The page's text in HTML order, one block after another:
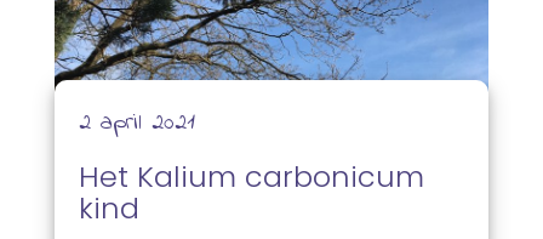
2 april 2021
Het Kalium carbonicum
kind